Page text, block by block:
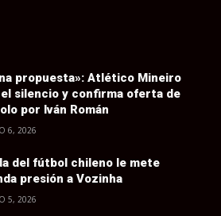
propuesta»: Atlético Mineiro
silencio y confirma oferta de
por Iván Román
6, 2026
del fútbol chileno le mete
presión a Vozinha
5, 2026